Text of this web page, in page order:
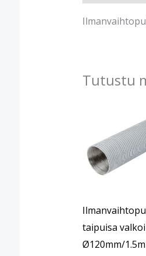
Tutustu
taipuisa
Ø120mm/1.5m